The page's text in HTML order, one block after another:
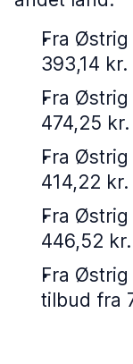
Fra
393,14
Fra
474,25
Fra
414,22
Fra
446,52
Fra
tilbud fra